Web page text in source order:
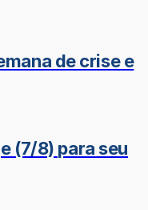
de crise e
(7/8) para seu